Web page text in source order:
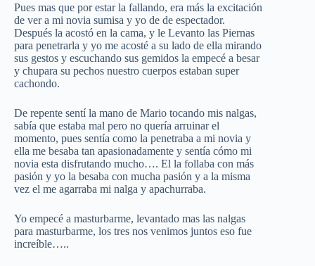
Pues mas que por estar la fallando, era más la excitación
de ver a mi novia sumisa y yo de de espectador.
Después la acostó en la cama, y le Levanto las Piernas
para penetrarla y yo me acosté a su lado de ella mirando
sus gestos y escuchando sus gemidos la empecé a besar
y chupara su pechos nuestro cuerpos estaban super
cachondo.
De repente sentí la mano de Mario tocando mis nalgas,
sabía que estaba mal pero no quería arruinar el
momento, pues sentía como la penetraba a mi novia y
ella me besaba tan apasionadamente y sentía cómo mi
novia esta disfrutando mucho…. El la follaba con más
pasión y yo la besaba con mucha pasión y a la misma
vez el me agarraba mi nalga y apachurraba.
Yo empecé a masturbarme, levantado mas las nalgas
para masturbarme, los tres nos venimos juntos eso fue
increíble…..